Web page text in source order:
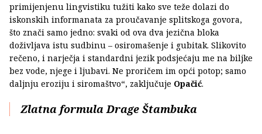
primijenjenu lingvistiku tužiti kako sve teže dolazi do
iskonskih informanata za proučavanje splitskoga govora,
što znači samo jedno: svaki od ova dva jezična bloka
doživljava istu sudbinu – osiromašenje i gubitak. Slikovito
rečeno, i narječja i standardni jezik podsjećaju me na biljke
bez vode, njege i ljubavi. Ne proričem im opći potop; samo
daljnju eroziju i siromaštvo“, zaključuje Opačić.
Zlatna formula Drage Štambuka